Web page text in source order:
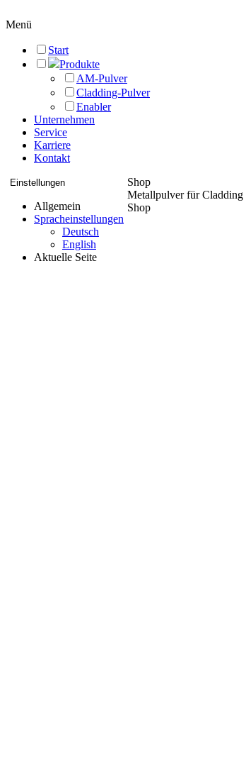
Menü
Start
Produkte
AM-Pulver
Cladding-Pulver
Enabler
Unternehmen
Service
Karriere
Kontakt
Einstellungen
Allgemein
Spracheinstellungen
Deutsch
English
Aktuelle Seite
Shop
Metallpulver für Cladding
Shop